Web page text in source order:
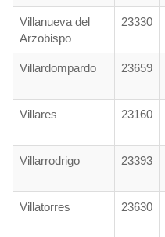
Villanueva del
Arzobispo
23330
Villardompardo 23659
Villares 23160
Villarrodrigo 23393
Villatorres 23630